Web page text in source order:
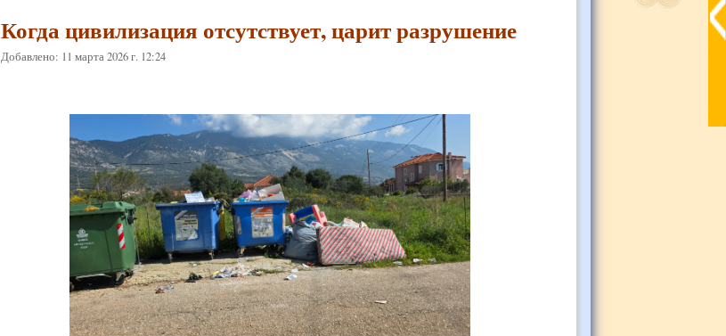
Когда цивилизация отсутствует, царит разрушение
Добавлено: 11 марта 2026 г. 12:24